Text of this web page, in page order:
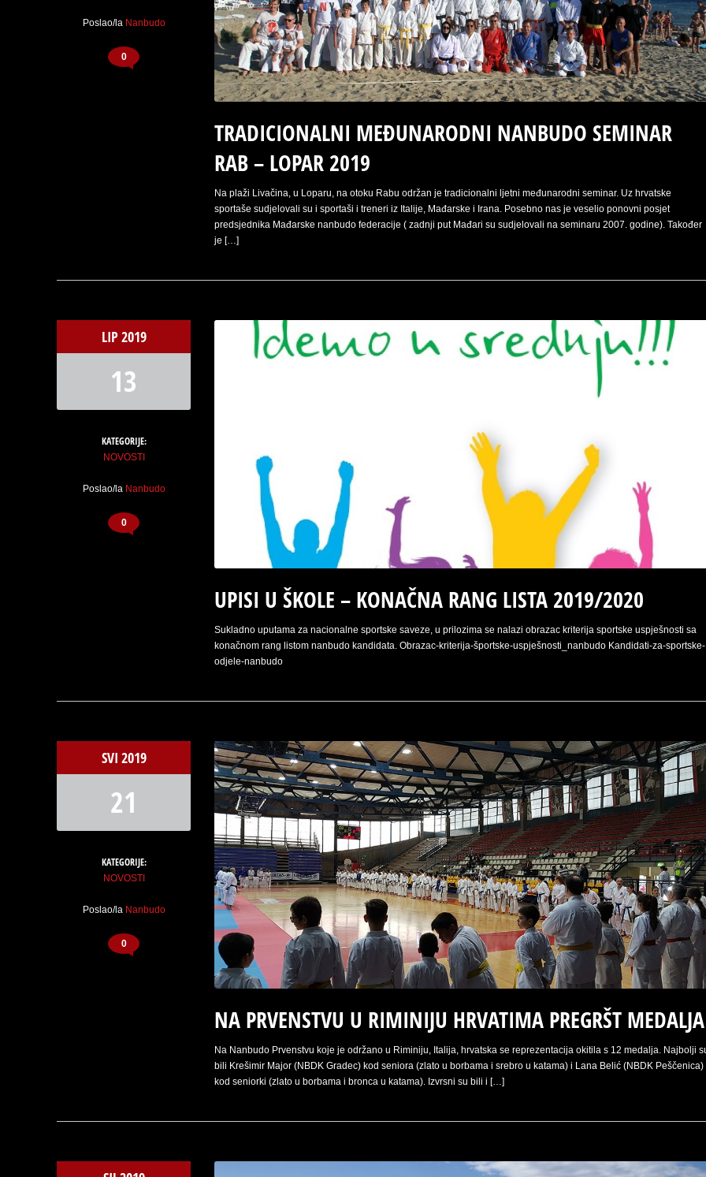
TRADICIONALNI MEĐUNARODNI NANBUDO SEMINAR
RAB – LOPAR 2019
Na plaži Livačina, u Loparu, na otoku Rabu održan je tradicionalni ljetni međunarodni seminar. Uz hrvatske
sportaše sudjelovali su i sportaši i treneri iz Italije, Mađarske i Irana. Posebno nas je veselio ponovni posjet
predsjednika Mađarske nanbudo federacije ( zadnji put Mađari su sudjelovali na seminaru 2007. godine). Također
je […]
Poslao/la Nanbudo
0
LIP 2019
13
KATEGORIJE:
NOVOSTI
UPISI U ŠKOLE – KONAČNA RANG LISTA 2019/2020
Sukladno uputama za nacionalne sportske saveze, u prilozima se nalazi obrazac kriterija sportske uspješnosti sa
konačnom rang listom nanbudo kandidata. Obrazac-kriterija-športske-uspješnosti_nanbudo Kandidati-za-sportske-
odjele-nanbudo
Poslao/la Nanbudo
0
SVI 2019
21
KATEGORIJE:
NOVOSTI
NA PRVENSTVU U RIMINIJU HRVATIMA PREGRŠT MEDALJA
Na Nanbudo Prvenstvu koje je održano u Riminiju, Italija, hrvatska se reprezentacija okitila s 12 medalja. Najbolji
bili Krešimir Major (NBDK Gradec) kod seniora (zlato u borbama i srebro u katama) i Lana Belić (NBDK Peščenica)
kod seniorki (zlato u borbama i bronca u katama). Izvrsni su bili i […]
Poslao/la Nanbudo
0